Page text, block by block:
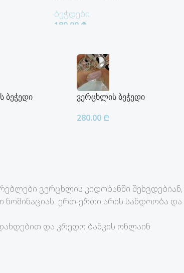
ბეჭდები
180.00 ₾
ბეჭედი ვერცხლის ბეჭედი
280.00 ₾
ვერცხლის კიდობანში შეხვდებიან,
ერთ-ერთი არის სანდოობა და
და კრედო ბანკის ონლაინ